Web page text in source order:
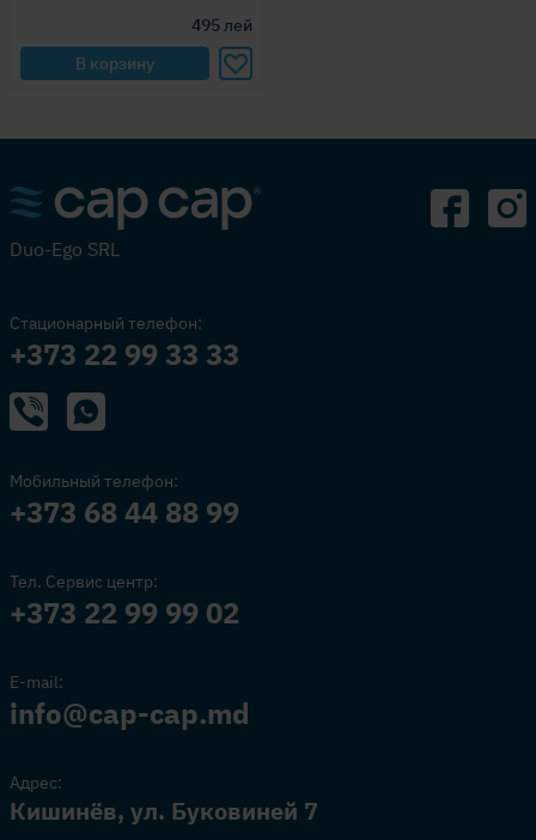
495лей
В корзину
Duo-Ego SRL
Стационарный телефон:
+373 22 99 33 33
Мобильный телефон:
+373 68 44 88 99
Тел. Сервис центр:
+373 22 99 99 02
E-mail:
info@cap-cap.md
Адрес:
Кишинёв, ул. Буковиней 7